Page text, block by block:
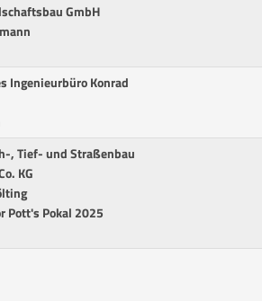
GmbH
Ingenieurbüro Konrad
, Tief- und Straßenbau
KG
Pott's Pokal 2025